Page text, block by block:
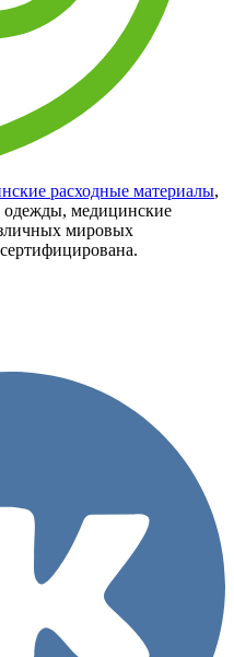
расходные материалы,
одежды, медицинские
мировых